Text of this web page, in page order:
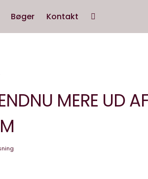
Bøger Kontakt
MERE UD